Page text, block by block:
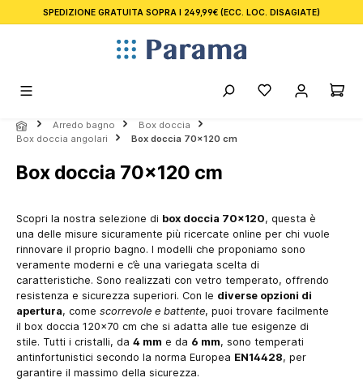
principale
SPEDIZIONE GRATUITA SOPRA I 249,99€ (ECC. LOC. DISAGIATE)
Arredo bagno
Box doccia
Box doccia angolari
Box doccia 70x120 cm
Box doccia 70x120 cm
Scopri la nostra selezione di box doccia 70x120, questa è
una delle misure sicuramente più ricercate online per chi vuole
rinnovare il proprio bagno. I modelli che proponiamo sono
veramente moderni e c’è una variegata scelta di
caratteristiche. Sono realizzati con vetro temperato, offrendo
resistenza e sicurezza superiori. Con le diverse opzioni di
apertura, come scorrevole e battente, puoi trovare facilmente
il box doccia 120x70 cm che si adatta alle tue esigenze di
stile. Tutti i cristalli, da 4 mm e da 6 mm, sono temperati
antinfortunistici secondo la norma Europea EN14428, per
garantire il massimo della sicurezza.